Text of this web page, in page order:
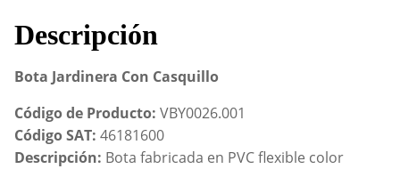
Descripción
Bota Jardinera Con Casquillo
Código de Producto: VBY0026.001
Código SAT: 46181600
Descripción: Bota fabricada en PVC flexible color